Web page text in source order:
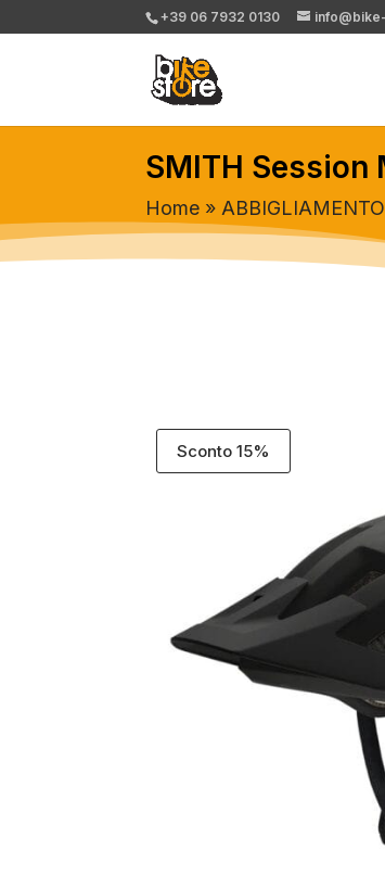
+39 06 7932 0130
SMITH Session
Home » ABBIGLIAMENTO
Sconto 15%